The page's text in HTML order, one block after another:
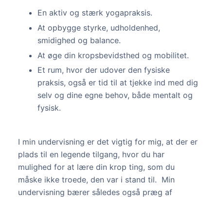
En aktiv og stærk yogapraksis.
At opbygge styrke, udholdenhed,
smidighed og balance.
At øge din kropsbevidsthed og mobilitet.
Et rum, hvor der udover den fysiske
praksis, også er tid til at tjekke ind med dig
selv og dine egne behov, både mentalt og
fysisk.
I min undervisning er det vigtig for mig, at der er
plads til en legende tilgang, hvor du har
mulighed for at lære din krop ting, som du
måske ikke troede, den var i stand til. Min
undervisning bærer således også præg af